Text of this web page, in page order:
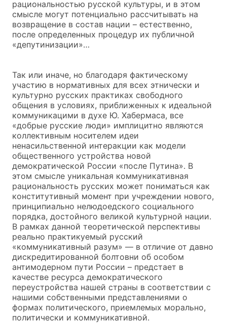
рациональностью русской культуры, и в этом
смысле могут потенциально рассчитывать на
возвращение в состав нации – естественно,
после определенных процедур их публичной
«депутинизации»…
Так или иначе, но благодаря фактическому
участию в нормативных для всех этнически и
культурно русских практиках свободного
общения в условиях, приближенных к идеальной
коммуникацими в духе Ю. Хабермаса, все
«добрые русские люди» имплицитно являются
коллективным носителем идеи
ненасильственной интеракции как модели
общественного устройства новой
демократической России «после Путина». В
этом смысле уникальная коммуникативная
рациональность русских может пониматься как
конститутивный момент при учреждении нового,
принципиально нелюдоедского социального
порядка, достойного великой культурной нации.
В рамках данной теоретической перспективы
реально практикуемый русский
«коммуникативный разум» — в отличие от давно
дискредитированной болтовни об особом
антимодерном пути России – предстает в
качестве ресурса демократического
переустройства нашей страны в соответствии с
нашими собственными представлениями о
формах политического, приемлемых морально,
политически и коммуникативной.